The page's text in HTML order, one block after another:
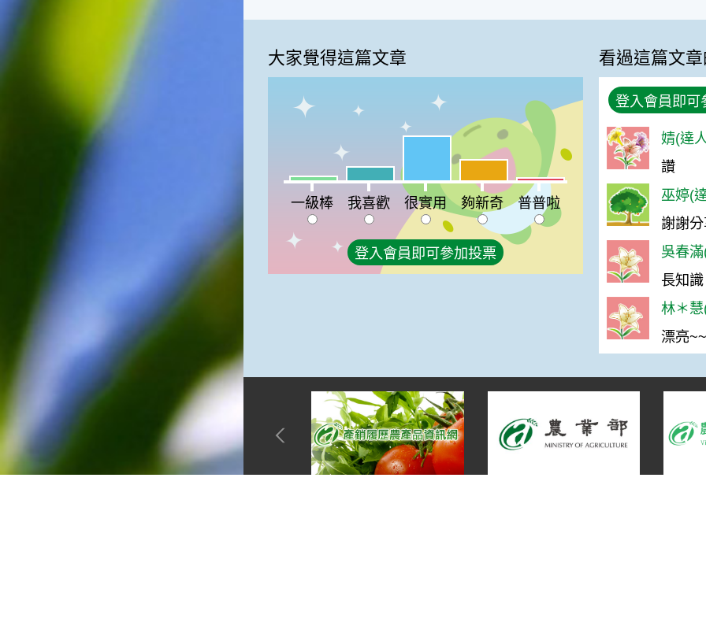
月秋，秋後油」這句俗諺的意
民們的收入也會相對提高呢！
大家覺得這篇文章
一級棒:5%
我喜歡:16%
夠新奇:24%
普普啦:3%
一級棒
我喜歡 很實用 夠新奇 普普啦
登入會員即可參加投票
看過這篇文
登入會員即可
婧(達
讚
巫婷(
謝謝
吳春
長知識
林＊
漂亮